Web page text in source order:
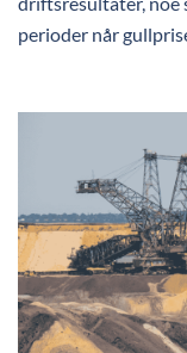
perioder når